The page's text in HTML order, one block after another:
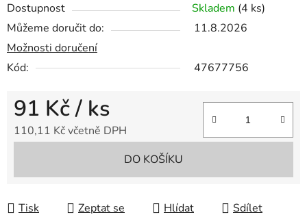
Dostupnost Skladem (4 ks)
Můžeme doručit do:
11.8.2026
Možnosti doručení
Kód:
47677756
91 Kč/ ks
110,11 Kč včetně DPH
DO KOŠÍKU
Tisk Zeptat se Hlídat Sdílet